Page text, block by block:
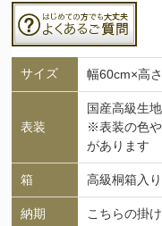
サイズ 幅60cm×高
表装
国産高級生
※表装の色
があります
箱 高級桐箱入り
納期 こちらの掛